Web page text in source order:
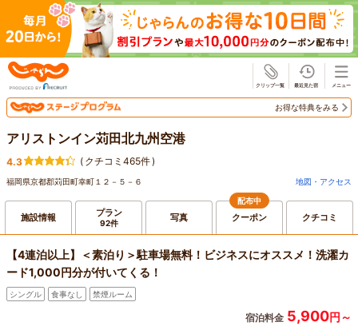
お得な特典をみる
アリストンイン苅田北九州空港
4.3 ( クチコミ465件)
福岡県京都郡苅田町幸町１２－５－６ 地図・アクセス
施設情報 プラン
92件 写真
配布中
クーポン クチコミ
【4連泊以上】＜素泊り＞駐車場無料！ビジネスにオススメ！洗濯カ
ード1,000円分が付いてくる！
シングル 食事なし 禁煙ルーム
宿泊料金 5,900円～